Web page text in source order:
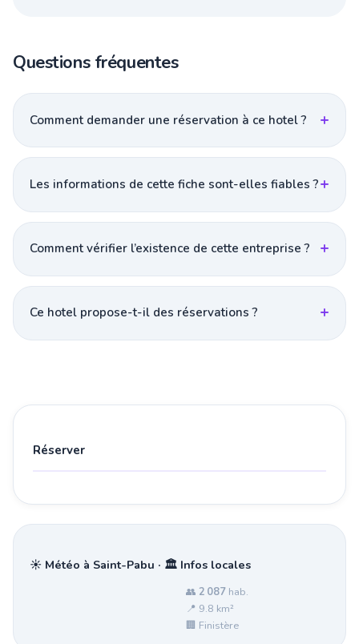
Questions fréquentes
Comment demander une réservation à ce hotel ?
Les informations de cette fiche sont-elles fiables ?
Comment vérifier l’existence de cette entreprise ?
Ce hotel propose-t-il des réservations ?
Réserver
☀️ Météo à Saint-Pabu · 🏛️ Infos locales
👥 2 087 hab.
📍 9.8 km²
🏢 Finistère